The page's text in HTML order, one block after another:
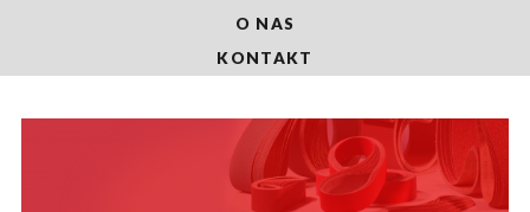
O NAS
KONTAKT